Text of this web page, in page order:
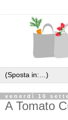
venerdì 16
A Tomato